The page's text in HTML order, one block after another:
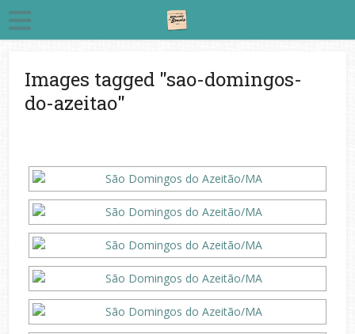
Images tagged "sao-domingos-
do-azeitao"